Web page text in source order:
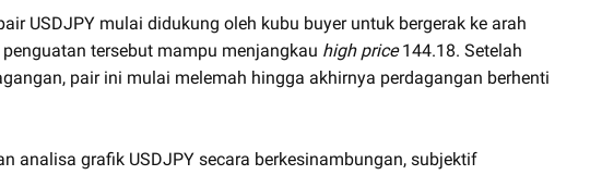
USDJPY mulai didukung oleh kubu buyer untuk bergerak ke arah
tersebut mampu menjangkau high price144.18. Setelah
pair ini mulai melemah hingga akhirnya perdagangan berhenti
analisa grafik USDJPY secara berkesinambungan, subjektif